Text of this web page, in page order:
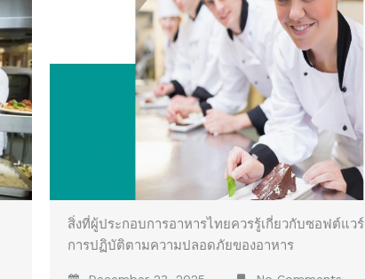
สิ่งที่ผู้ประกอบการอาหารไทยควรรู้เกี่ยวกับซอฟต์แวร์
การปฏิบัติตามความปลอดภัยของอาหาร